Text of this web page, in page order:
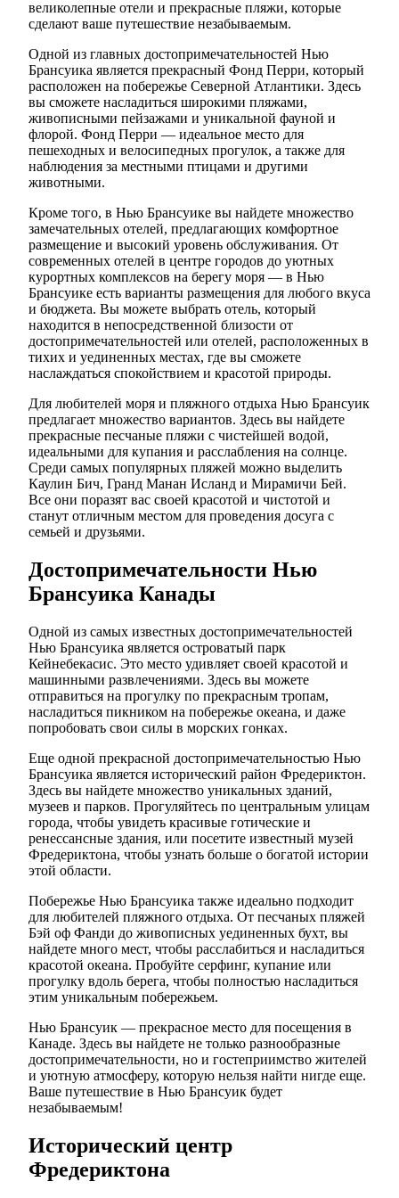
великолепные отели и прекрасные пляжи, которые
сделают ваше путешествие незабываемым.
Одной из главных достопримечательностей Нью
Брансуика является прекрасный Фонд Перри, который
расположен на побережье Северной Атлантики. Здесь
вы сможете насладиться широкими пляжами,
живописными пейзажами и уникальной фауной и
флорой. Фонд Перри — идеальное место для
пешеходных и велосипедных прогулок, а также для
наблюдения за местными птицами и другими
животными.
Кроме того, в Нью Брансуике вы найдете множество
замечательных отелей, предлагающих комфортное
размещение и высокий уровень обслуживания. От
современных отелей в центре городов до уютных
курортных комплексов на берегу моря — в Нью
Брансуике есть варианты размещения для любого вкуса
и бюджета. Вы можете выбрать отель, который
находится в непосредственной близости от
достопримечательностей или отелей, расположенных в
тихих и уединенных местах, где вы сможете
наслаждаться спокойствием и красотой природы.
Для любителей моря и пляжного отдыха Нью Брансуик
предлагает множество вариантов. Здесь вы найдете
прекрасные песчаные пляжи с чистейшей водой,
идеальными для купания и расслабления на солнце.
Среди самых популярных пляжей можно выделить
Каулин Бич, Гранд Манан Исланд и Мирамичи Бей.
Все они поразят вас своей красотой и чистотой и
станут отличным местом для проведения досуга с
семьей и друзьями.
Достопримечательности Нью
Брансуика Канады
Одной из самых известных достопримечательностей
Нью Брансуика является островатый парк
Кейнебекасис. Это место удивляет своей красотой и
машинными развлечениями. Здесь вы можете
отправиться на прогулку по прекрасным тропам,
насладиться пикником на побережье океана, и даже
попробовать свои силы в морских гонках.
Еще одной прекрасной достопримечательностью Нью
Брансуика является исторический район Фредериктон.
Здесь вы найдете множество уникальных зданий,
музеев и парков. Прогуляйтесь по центральным улицам
города, чтобы увидеть красивые готические и
ренессансные здания, или посетите известный музей
Фредериктона, чтобы узнать больше о богатой истории
этой области.
Побережье Нью Брансуика также идеально подходит
для любителей пляжного отдыха. От песчаных пляжей
Бэй оф Фанди до живописных уединенных бухт, вы
найдете много мест, чтобы расслабиться и насладиться
красотой океана. Пробуйте серфинг, купание или
прогулку вдоль берега, чтобы полностью насладиться
этим уникальным побережьем.
Нью Брансуик — прекрасное место для посещения в
Канаде. Здесь вы найдете не только разнообразные
достопримечательности, но и гостеприимство жителей
и уютную атмосферу, которую нельзя найти нигде еще.
Ваше путешествие в Нью Брансуик будет
незабываемым!
Исторический центр
Фредериктона